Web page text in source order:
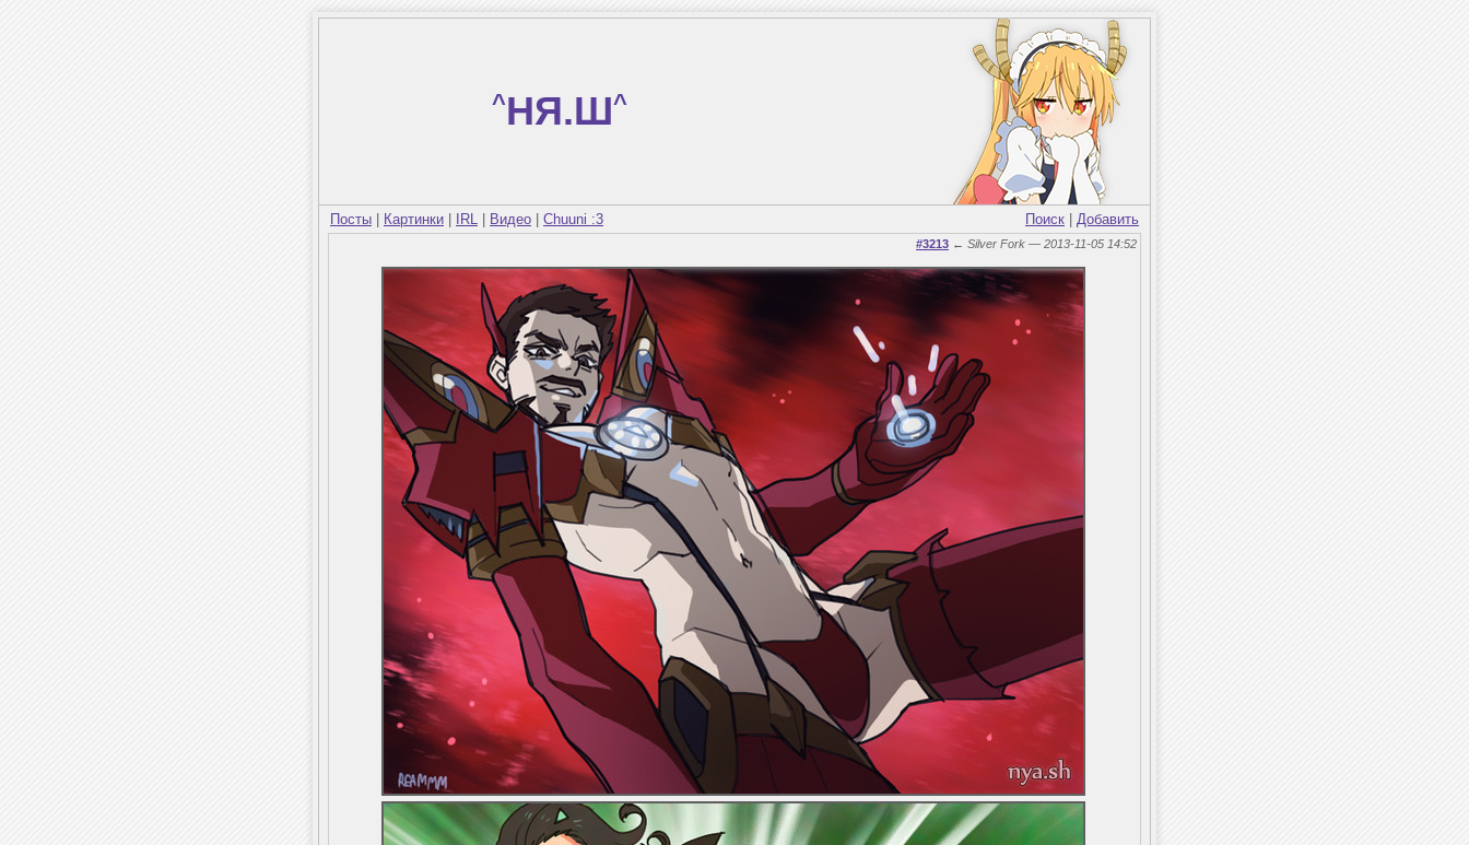
^НЯ.Ш^
Посты Картинки IRL Видео Chuuni :3 Поиск Добавить
#3213 ← Silver Fork — 2013-11-05 14:52